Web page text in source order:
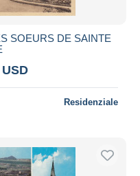
SOEURS DE SAINTE
Residenziale